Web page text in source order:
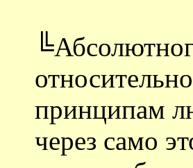
принципам
через само